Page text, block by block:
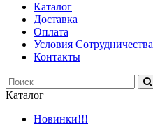
Каталог
Доставка
Оплата
Условия Сотрудничества
Контакты
Каталог
Новинки!!!